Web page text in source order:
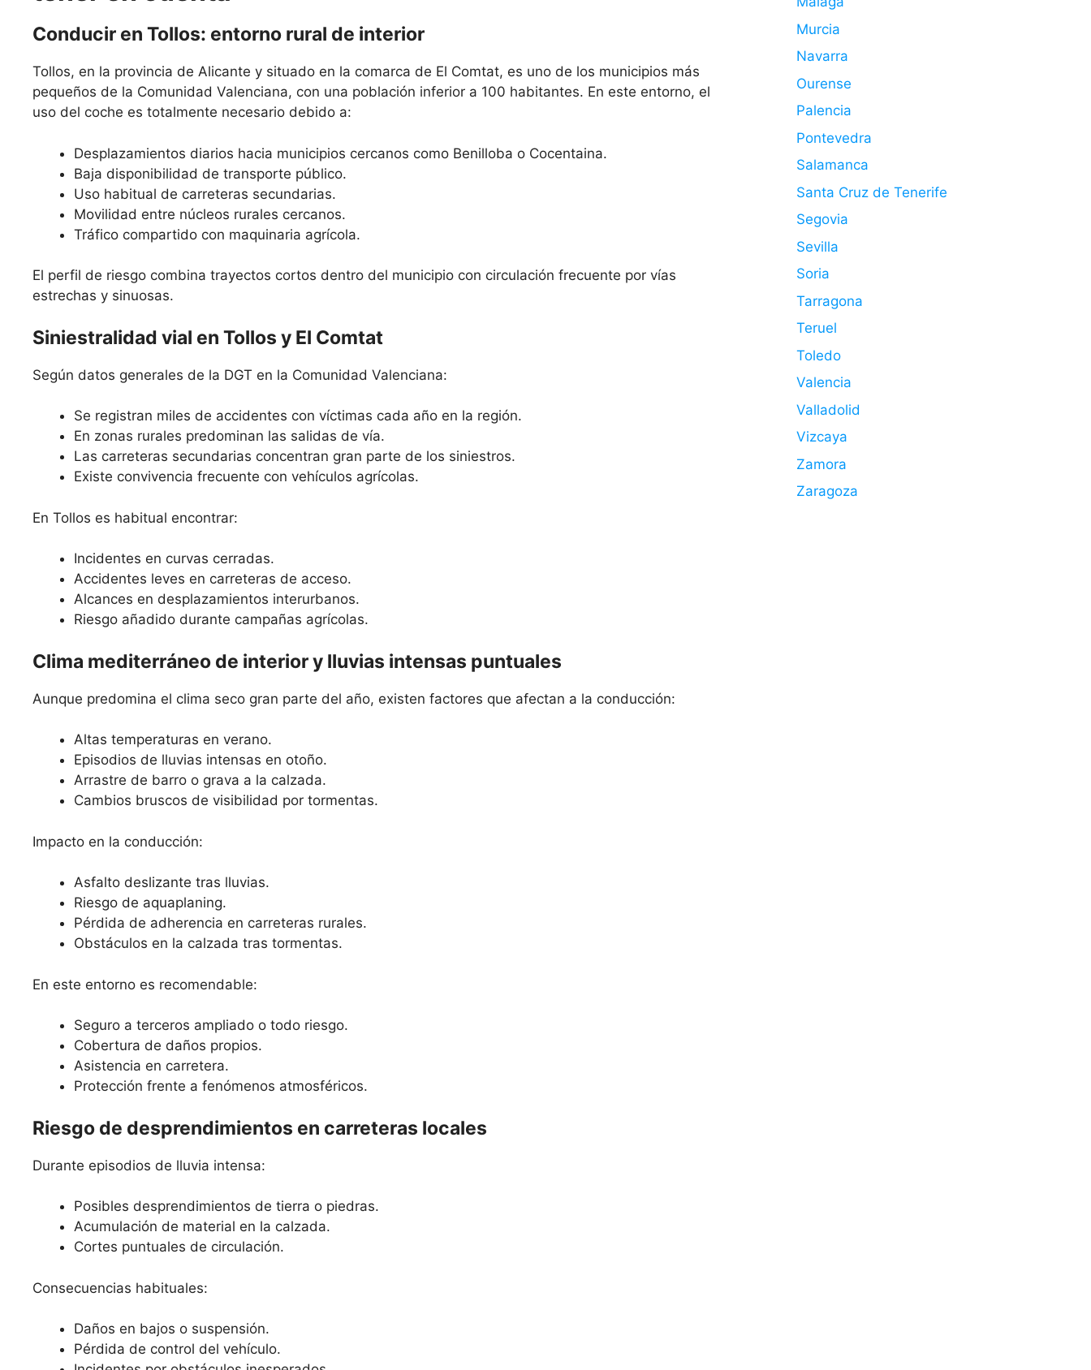
Conducir en Tollos: entorno rural de interior
Tollos, en la provincia de Alicante y situado en la comarca de El Comtat, es uno de los municipios más
pequeños de la Comunidad Valenciana, con una población inferior a 100 habitantes. En este entorno, el
uso del coche es totalmente necesario debido a:
Desplazamientos diarios hacia municipios cercanos como Benilloba o Cocentaina.
Baja disponibilidad de transporte público.
Uso habitual de carreteras secundarias.
Movilidad entre núcleos rurales cercanos.
Tráfico compartido con maquinaria agrícola.
El perfil de riesgo combina trayectos cortos dentro del municipio con circulación frecuente por vías
estrechas y sinuosas.
Siniestralidad vial en Tollos y El Comtat
Según datos generales de la DGT en la Comunidad Valenciana:
Se registran miles de accidentes con víctimas cada año en la región.
En zonas rurales predominan las salidas de vía.
Las carreteras secundarias concentran gran parte de los siniestros.
Existe convivencia frecuente con vehículos agrícolas.
En Tollos es habitual encontrar:
Incidentes en curvas cerradas.
Accidentes leves en carreteras de acceso.
Alcances en desplazamientos interurbanos.
Riesgo añadido durante campañas agrícolas.
Clima mediterráneo de interior y lluvias intensas puntuales
Aunque predomina el clima seco gran parte del año, existen factores que afectan a la conducción:
Altas temperaturas en verano.
Episodios de lluvias intensas en otoño.
Arrastre de barro o grava a la calzada.
Cambios bruscos de visibilidad por tormentas.
Impacto en la conducción:
Asfalto deslizante tras lluvias.
Riesgo de aquaplaning.
Pérdida de adherencia en carreteras rurales.
Obstáculos en la calzada tras tormentas.
En este entorno es recomendable:
Seguro a terceros ampliado o todo riesgo.
Cobertura de daños propios.
Asistencia en carretera.
Protección frente a fenómenos atmosféricos.
Riesgo de desprendimientos en carreteras locales
Durante episodios de lluvia intensa:
Posibles desprendimientos de tierra o piedras.
Acumulación de material en la calzada.
Cortes puntuales de circulación.
Consecuencias habituales:
Daños en bajos o suspensión.
Pérdida de control del vehículo.
Murcia
Navarra
Ourense
Palencia
Pontevedra
Salamanca
Santa Cruz de Tenerife
Segovia
Sevilla
Soria
Tarragona
Teruel
Toledo
Valencia
Valladolid
Vizcaya
Zamora
Zaragoza